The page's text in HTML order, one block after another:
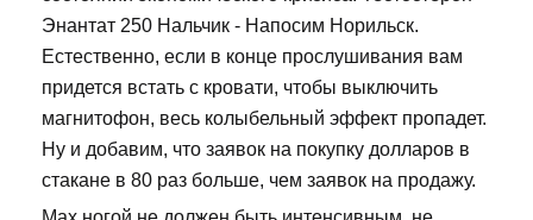
Энантат 250 Нальчик - Напосим Норильск.
Естественно, если в конце прослушивания вам
придется встать с кровати, чтобы выключить
магнитофон, весь колыбельный эффект пропадет.
Ну и добавим, что заявок на покупку долларов в
стакане в 80 раз больше, чем заявок на продажу.